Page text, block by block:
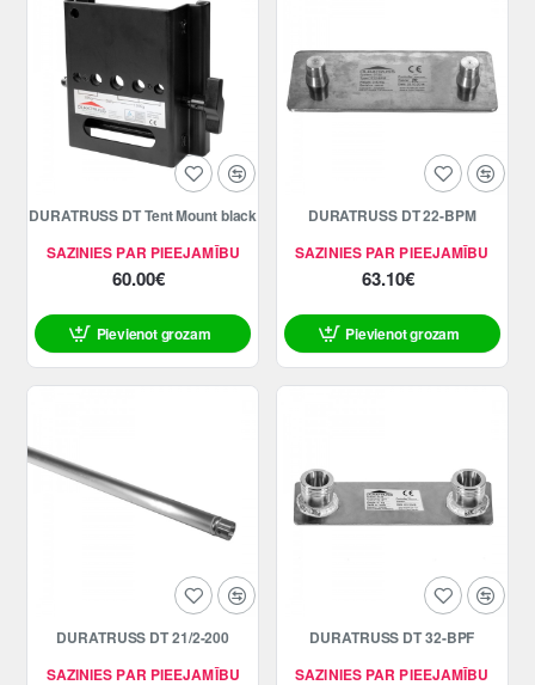
SAZINIES PAR PIEEJAMĪBU
DURATRUSS DT Tent Mount black
60.00€
Pievienot grozam
SAZINIES PAR PIEEJAMĪBU
DURATRUSS DT 22-BPM
63.10€
Pievienot grozam
SAZINIES PAR PIEEJAMĪBU
DURATRUSS DT 21/2-200
SAZINIES PAR PIEEJAMĪBU
DURATRUSS DT 32-BPF